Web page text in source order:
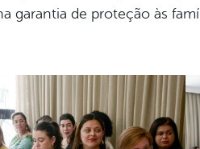
garantia de proteção às